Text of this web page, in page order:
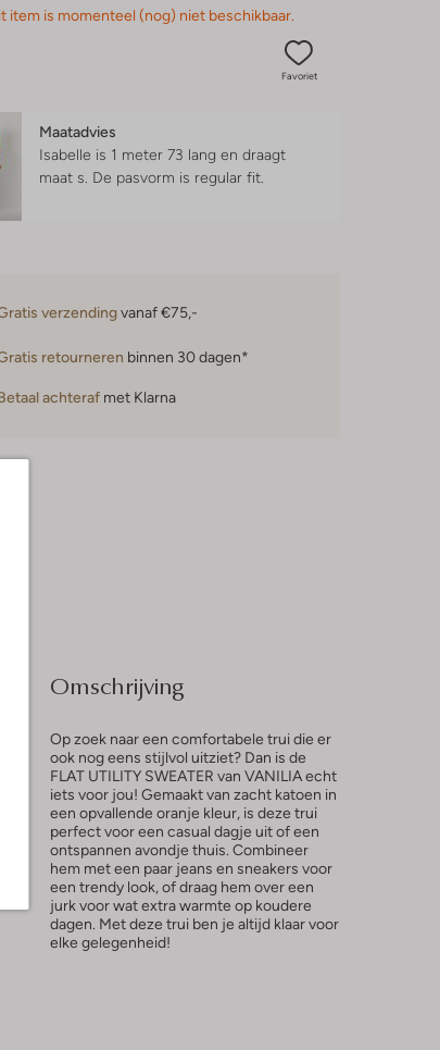
item is momenteel (nog) niet beschikbaar.
Favoriet
Maatadvies
Isabelle is 1 meter 73 lang en draagt
maat s. De pasvorm is regular fit
verzendingvanaf €75,-
retourneren binnen 30 dagen*
achteraf met Klarna
Omschrijving
Op zoek naar een comfortabele trui die er
ook nog eens stijlvol uitziet? Dan is de
FLAT UTILITY SWEATER van VANILIA echt
iets voor jou! Gemaakt van zacht katoen in
een opvallende oranje kleur, is deze trui
perfect voor een casual dagje uit of een
ontspannen avondje thuis. Combineer
hem met een paar jeans en sneakers voor
een trendy look, of draag hem over een
jurk voor wat extra warmte op koudere
dagen. Met deze trui ben je altijd klaar voor
elke gelegenheid!